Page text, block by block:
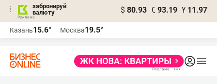
забронируй
валюту
$ 80.93 € 93.19 ¥ 11.97
Казань15.6° Москва19.5°